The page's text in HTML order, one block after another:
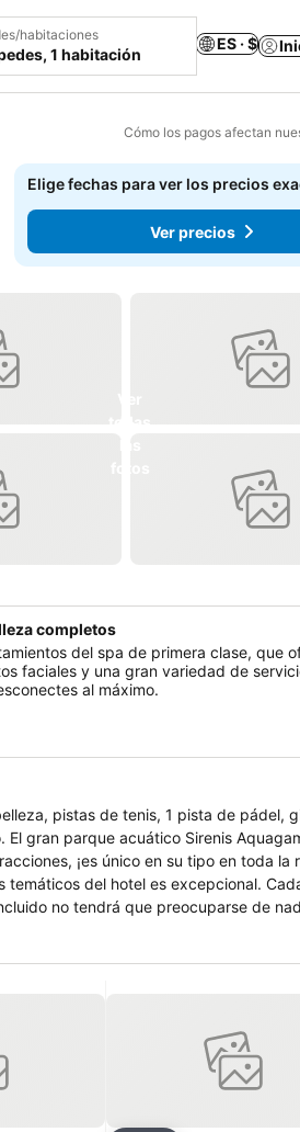
habitaciones
1 habitación
ES · $
Cómo los pagos afectan
a favoritos
Elige fechas para ver los precios
Ver precios
completos
del spa de primera clase, que
faciales y una gran variedad de
al máximo.
pistas de tenis, 1 pista de pádel,
gran parque acuático Sirenis
¡es único en su tipo en toda la
del hotel es excepcional.
no tendrá que preocuparse de
ó en el bar Plaza. Punta Cana le